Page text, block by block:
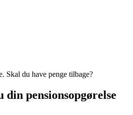
Skal du have penge tilbage?
din pensionsopgørelse